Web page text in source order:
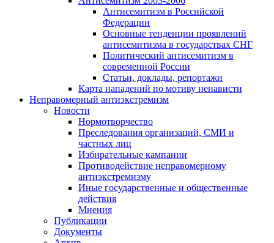
Антисемитизм в Российской
Федерации
Основные тенденции проявлений
антисемитизма в государствах СНГ
Политический антисемитизм в
современной России
Статьи, доклады, репортажи
Карта нападений по мотиву ненависти
Неправомерный антиэкстремизм
Новости
Нормотворчество
Преследования организаций, СМИ и
частных лиц
Избирательные кампании
Противодействие неправомерному
антиэкстремизму
Иные государственные и общественные
действия
Мнения
Публикации
Документы